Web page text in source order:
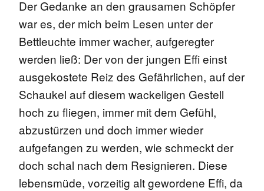
Der Gedanke an den grausamen Schöpfer
war es, der mich beim Lesen unter der
Bettleuchte immer wacher, aufgeregter
werden ließ: Der von der jungen Effi einst
ausgekostete Reiz des Gefährlichen, auf der
Schaukel auf diesem wackeligen Gestell
hoch zu fliegen, immer mit dem Gefühl,
abzustürzen und doch immer wieder
aufgefangen zu werden, wie schmeckt der
doch schal nach dem Resignieren. Diese
lebensmüde, vorzeitig alt gewordene Effi, da